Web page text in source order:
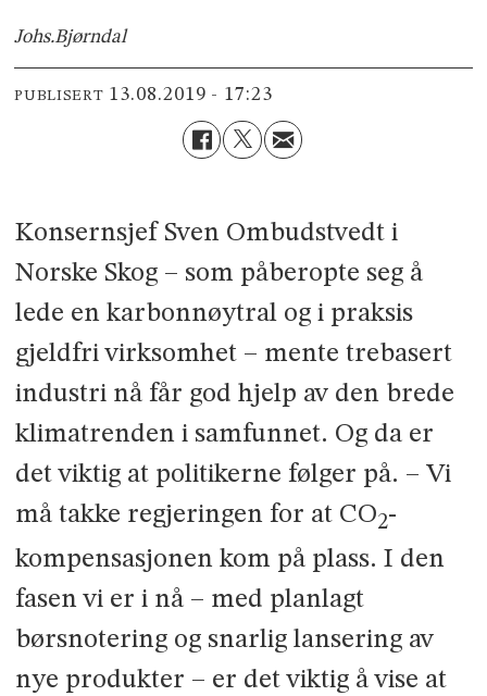
Johs.Bjørndal
PUBLISERT 13.08.2019 - 17:23
Konsernsjef Sven Ombudstvedt i
Norske Skog – som påberopte seg å
lede en karbonnøytral og i praksis
gjeldfri virksomhet – mente trebasert
industri nå får god hjelp av den brede
klimatrenden i samfunnet. Og da er
det viktig at politikerne følger på. – Vi
må takke regjeringen for at CO2-
kompensasjonen kom på plass. I den
fasen vi er i nå – med planlagt
børsnotering og snarlig lansering av
nye produkter – er det viktig å vise at